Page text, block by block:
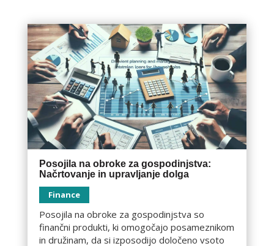
Posojila na obroke za gospodinjstva:
Načrtovanje in upravljanje dolga
Finance
Posojila na obroke za gospodinjstva so
finančni produkti, ki omogočajo posameznikom
in družinam, da si izposodijo določeno vsoto